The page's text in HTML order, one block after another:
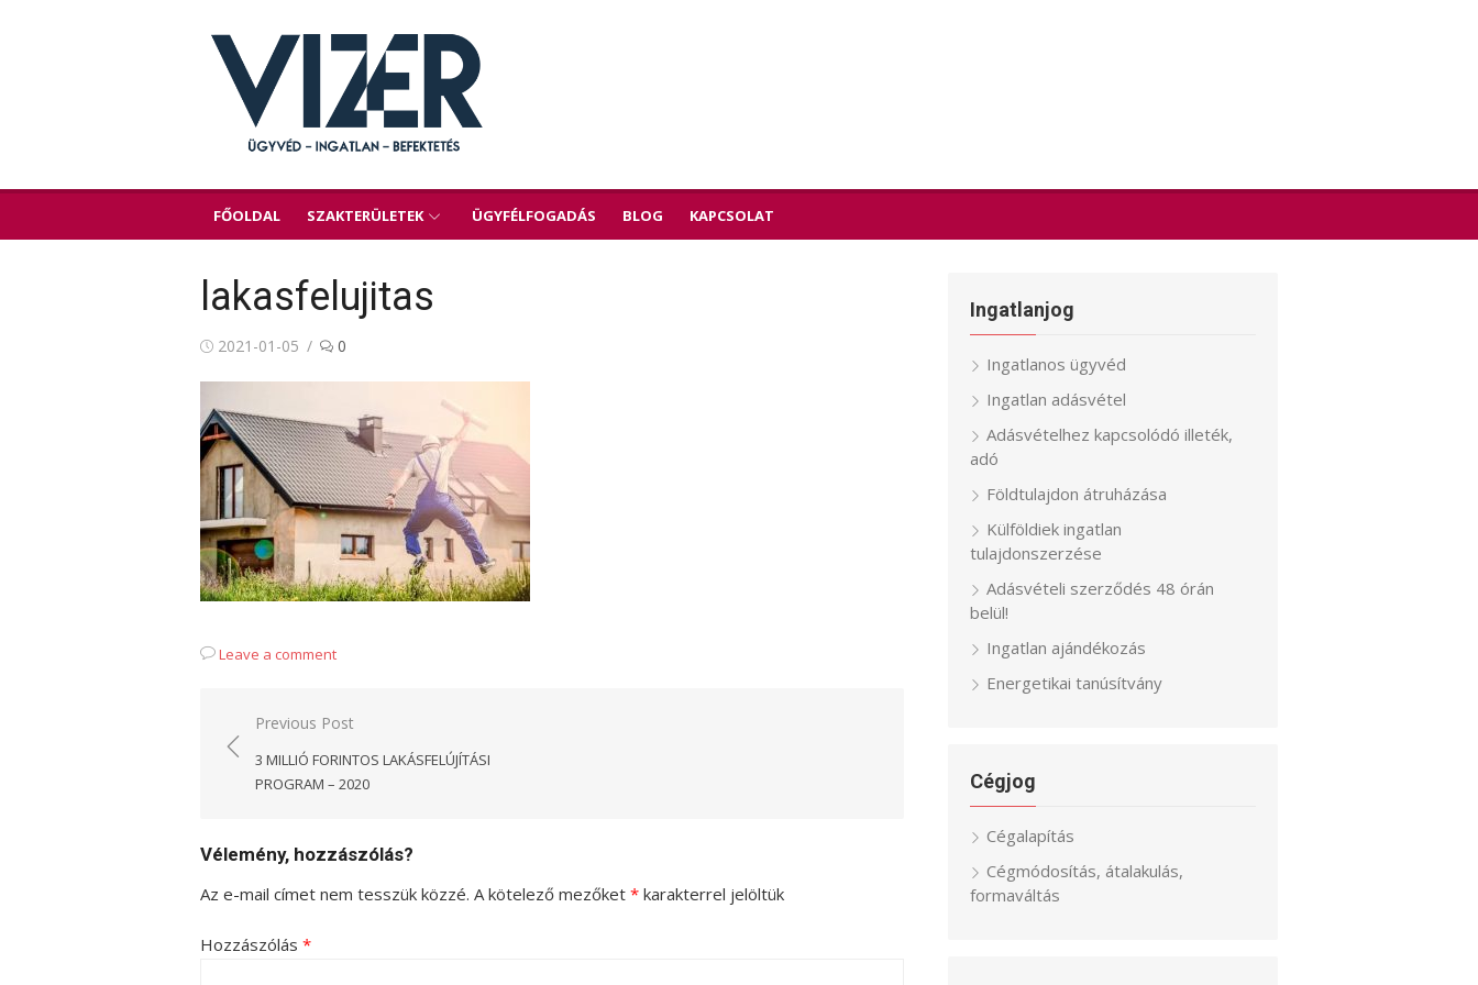
FŐOLDAL SZAKTERÜLETEK ÜGYFÉLFOGADÁS BLOG KAPCSOLAT
lakasfelujitas
Posted
2021-01-05 0
Leave a comment
Bejegyzés
navigáció
Previous Post
3 MILLIÓ FORINTOS LAKÁSFELÚJÍTÁSI
PROGRAM – 2020
Vélemény, hozzászólás?
Az e-mail címet nem tesszük közzé. A kötelező mezőket * karakterrel jelöltük
Hozzászólás *
Ingatlanjog
Ingatlanos ügyvéd
Ingatlan adásvétel
Adásvételhez kapcsolódó illeték,
adó
Földtulajdon átruházása
Külföldiek ingatlan
tulajdonszerzése
Adásvételi szerződés 48 órán
belül!
Ingatlan ajándékozás
Energetikai tanúsítvány
Cégjog
Cégalapítás
Cégmódosítás, átalakulás,
formaváltás